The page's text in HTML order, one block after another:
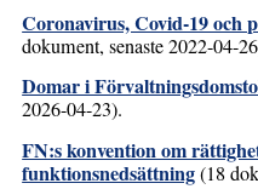
Coronavirus, Covid-19 och
dokument, senaste 2022-04-
Domar i
2026-04-23).
FN:s konvention om
funktionsnedsättning(18